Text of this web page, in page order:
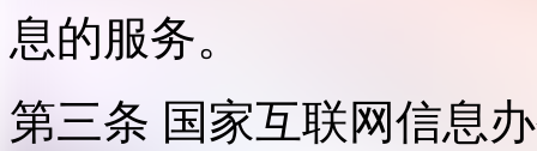
息的服务。
第三条 国家互联网信息